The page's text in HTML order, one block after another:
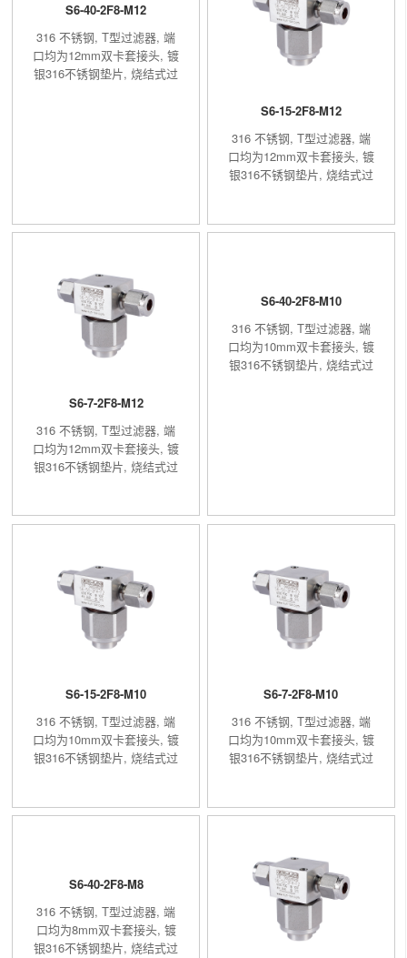
S6-40-2F8-M12
316 不锈钢, T型过滤器, 端
口均为12mm双卡套接头, 镀
银316不锈钢垫片, 烧结式过
S6-15-2F8-M12
316 不锈钢, T型过滤器, 端
口均为12mm双卡套接头, 镀
银316不锈钢垫片, 烧结式过
S6-7-2F8-M12
316 不锈钢, T型过滤器, 端
口均为12mm双卡套接头, 镀
银316不锈钢垫片, 烧结式过
S6-40-2F8-M10
316 不锈钢, T型过滤器, 端
口均为10mm双卡套接头, 镀
银316不锈钢垫片, 烧结式过
S6-15-2F8-M10
316 不锈钢, T型过滤器, 端
口均为10mm双卡套接头, 镀
银316不锈钢垫片, 烧结式过
S6-7-2F8-M10
316 不锈钢, T型过滤器, 端
口均为10mm双卡套接头, 镀
银316不锈钢垫片, 烧结式过
S6-40-2F8-M8
316 不锈钢, T型过滤器, 端
口均为8mm双卡套接头, 镀
银316不锈钢垫片, 烧结式过